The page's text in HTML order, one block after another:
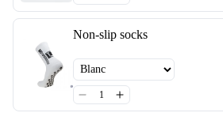
Non-slip socks